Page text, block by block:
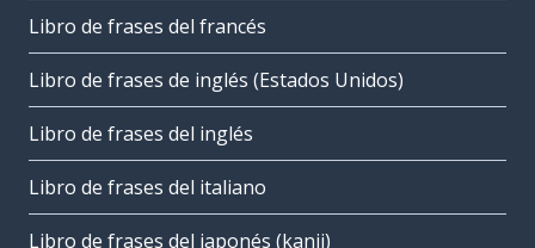
Libro de frases del francés
Libro de frases de inglés (Estados Unidos)
Libro de frases del inglés
Libro de frases del italiano
Libro de frases del japonés (kanji)